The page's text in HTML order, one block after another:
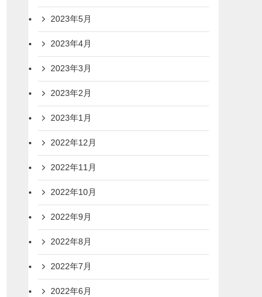
2023年5月
2023年4月
2023年3月
2023年2月
2023年1月
2022年12月
2022年11月
2022年10月
2022年9月
2022年8月
2022年7月
2022年6月